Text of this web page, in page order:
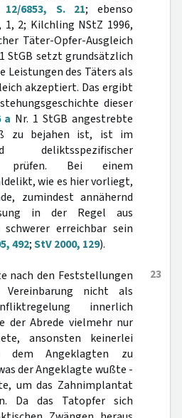
12/6853, S. 21; ebenso
2; Kilchling NStZ 1996,
Täter-Opfer-Ausgleich
StGB setzt grundsätzlich
Leistungen des Täters als
akzeptiert. Das ergibt
dieser
a Nr. 1 StGB angestrebte
zu bejahen ist, ist im
deliktsspezifischer
prüfen. Bei einem
wie es hier vorliegt,
zumindest annähernd
in der Regel aus
erreichbar sein
492;StV 2000, 129).
23
nach den Feststellungen
nicht als
innerlich
der Abrede vielmehr nur
ansonsten keinerlei
dem Angeklagten zu
der Angeklagte wußte -
um das Zahnimplantat
Da das Tatopfer sich